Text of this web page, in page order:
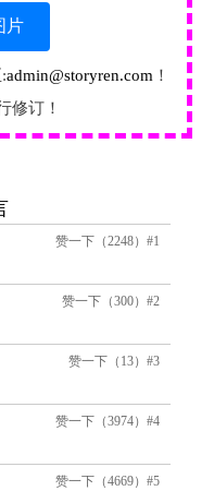
片
admin@storyren.com ！
修订！